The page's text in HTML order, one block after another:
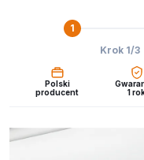
Rolety w kasecie
1
Krok 1/3
Polski
producent
1